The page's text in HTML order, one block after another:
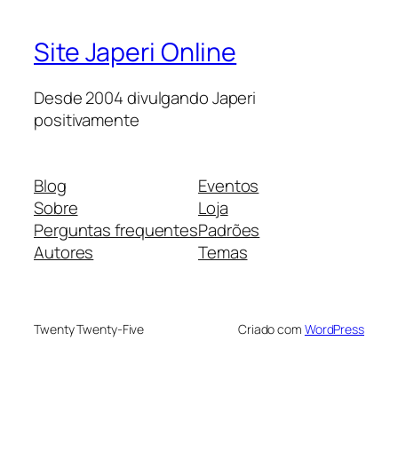
Site Japeri Online
Desde 2004 divulgando Japeri
positivamente
Blog
Sobre
Perguntas frequentes
Autores
Eventos
Loja
Padrões
Temas
Twenty Twenty-Five Criado com WordPress